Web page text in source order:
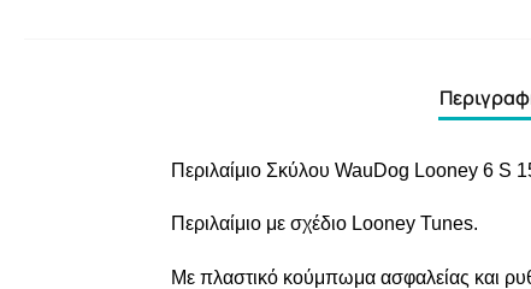
Περιλαίμιο Σκύλου WauDog Looney 6 S
Περιλαίμιο με σχέδιο Looney Tunes.
Με πλαστικό κούμπωμα ασφαλείας και